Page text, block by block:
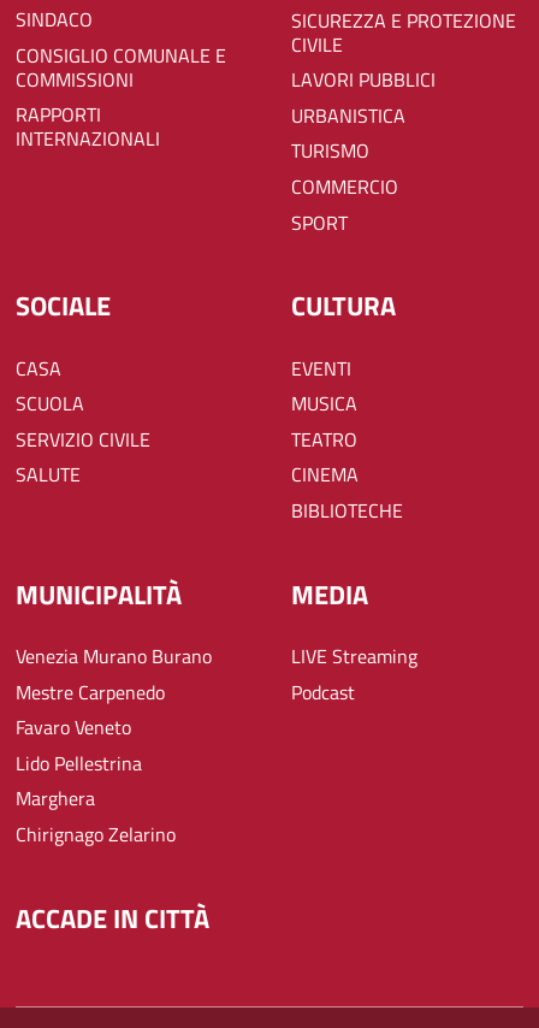
SINDACO
CONSIGLIO COMUNALE E
COMMISSIONI
RAPPORTI
INTERNAZIONALI
SICUREZZA E PROTEZIONE
CIVILE
LAVORI PUBBLICI
URBANISTICA
TURISMO
COMMERCIO
SPORT
SOCIALE
CASA
SCUOLA
SERVIZIO CIVILE
SALUTE
CULTURA
EVENTI
MUSICA
TEATRO
CINEMA
BIBLIOTECHE
MUNICIPALITÀ
Venezia Murano Burano
Mestre Carpenedo
Favaro Veneto
Lido Pellestrina
Marghera
Chirignago Zelarino
MEDIA
LIVE Streaming
Podcast
ACCADE IN CITTÀ